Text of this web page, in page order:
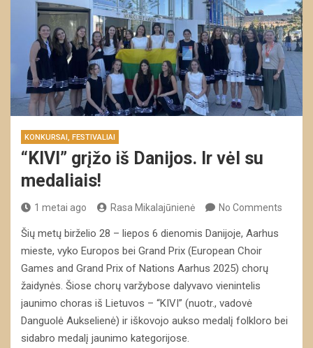
KONKURSAI, FESTIVALIAI
“KIVI” grįžo iš Danijos. Ir vėl su
medaliais!
1 metai ago Rasa Mikalajūnienė No Comments
Šių metų birželio 28 – liepos 6 dienomis Danijoje, Aarhus
mieste, vyko Europos bei Grand Prix (European Choir
Games and Grand Prix of Nations Aarhus 2025) chorų
žaidynės. Šiose chorų varžybose dalyvavo vienintelis
jaunimo choras iš Lietuvos – “KIVI” (nuotr., vadovė
Danguolė Aukselienė) ir iškovojo aukso medalį folkloro bei
sidabro medalį jaunimo kategorijose.